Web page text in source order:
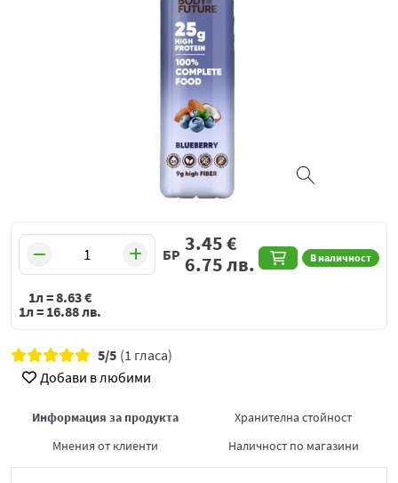
БР В наличност
3.45€
6.75лв.
1л =8.63€
1л = 16.88лв.
5/5 (1 гласа)
Добави в любими
Информация за продукта
Хранителна стойност
Мнения от клиенти
Наличност по магазини